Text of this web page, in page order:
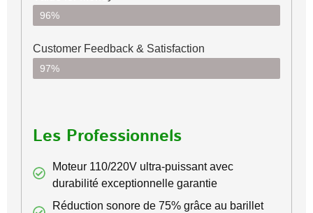
96%
Customer Feedback & Satisfaction​
97%
Les Professionnels
Moteur 110/220V ultra-puissant avec
durabilité exceptionnelle garantie
Réduction sonore de 75% grâce au barillet